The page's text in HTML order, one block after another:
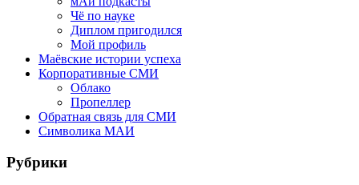
Чё по науке
Диплом пригодился
Мой профиль
Маёвские истории успеха
Корпоративные СМИ
Облако
Пропеллер
Обратная связь для СМИ
Символика МАИ
Рубрики